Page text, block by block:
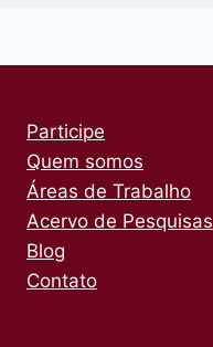
Participe
Quem somos
Áreas de Trabalho
Acervo de Pesquisas
Blog
Contato